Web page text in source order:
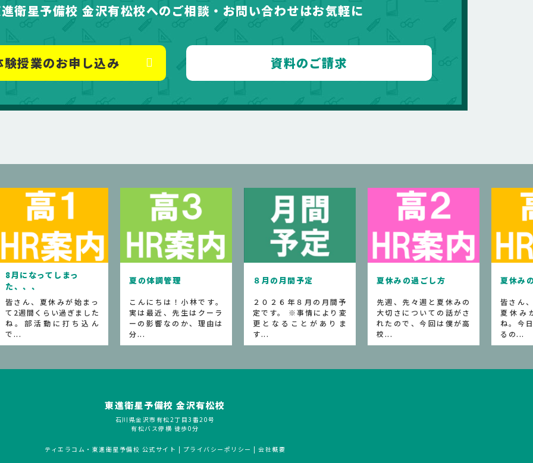
衛星予備校 金沢有松校へのご相談・お問い合わせはお気軽に
験授業のお申し込み 資料のご請求
まっ
した
ん
夏の体調管理
こんにちは！小林です。
実は最近、先生はクーラ
ーの影響なのか、理由は
８月の月間予定
２０２６年８月の月間予
定です。 ※事情により変
更となることがありま
夏休みの過ごし方
先週、先々週と夏休みの
大切さについての話がさ
れたので、今回は僕が高
夏休みの過ごし方
皆さん、高校生活最初の
夏休みが始まりました
ね。今日は花火大会もあ
東進衛星予備校 金沢有松校
石川県金沢市有松2丁目3番20号
有松バス停横 徒歩0分
ティエラコム・東進衛星予備校 公式サイト | プライバシーポリシー | 会社概要